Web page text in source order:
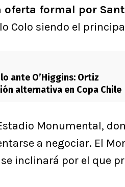
oferta formal por
Colo siendo el
ante O’Higgins: Ortiz
alternativa en Copa Chile
Monumental,
a negociar. El
inclinará por el que